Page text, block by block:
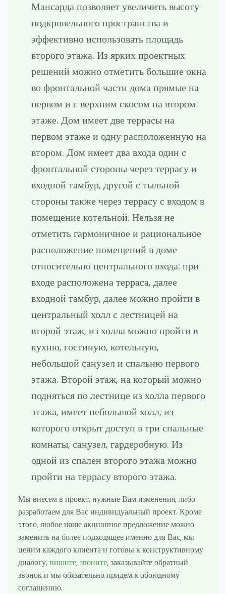
Мансарда позволяет увеличить высоту
подкровельного пространства и
эффективно использовать площадь
второго этажа. Из ярких проектных
решений можно отметить большие окна
во фронтальной части дома прямые на
первом и с верхним скосом на втором
этаже. Дом имеет две террасы на
первом этаже и одну расположенную на
втором. Дом имеет два входа один с
фронтальной стороны через террасу и
входной тамбур, другой с тыльной
стороны также через террасу с входом в
помещение котельной. Нельзя не
отметить гармоничное и рациональное
расположение помещений в доме
относительно центрального входа: при
входе расположена терраса, далее
входной тамбур, далее можно пройти в
центральный холл с лестницей на
второй этаж, из холла можно пройти в
кухню, гостиную, котельную,
небольшой санузел и спальню первого
этажа. Второй этаж, на который можно
подняться по лестнице из холла первого
этажа, имеет небольшой холл, из
которого открыт доступ в три спальные
комнаты, санузел, гардеробную. Из
одной из спален второго этажа можно
пройти на террасу второго этажа.
Мы внесем в проект, нужные Вам изменения, либо
разработаем для Вас индивидуальный проект. Кроме
этого, любое наше акционное предложение можно
заменить на более подходящее именно для Вас, мы
ценим каждого клиента и готовы к конструктивному
диалогу,пишите,звоните, заказывайте обратный
звонок и мы обязательно придем к обоюдному
соглашению.